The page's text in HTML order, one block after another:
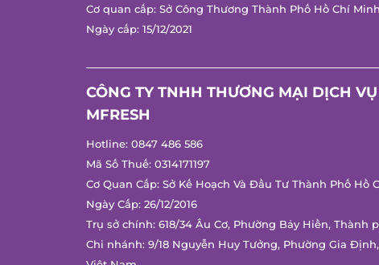
Cơ quan cấp: Sở Công Thương Thành Phố Hồ Chí Minh
Ngày cấp: 15/12/2021
CÔNG TY TNHH THƯƠNG MẠI DỊCH VỤ
MFRESH
Hotline:0847 486 586
Mã Số Thuế: 0314171197
Cơ Quan Cấp: Sở Kế Hoạch Và Đầu Tư Thành Phố Hồ
Ngày Cấp: 26/12/2016
Trụ sở chính: 618/34 Âu Cơ, Phường Bảy Hiền, Thành
Chi nhánh: 9/18 Nguyễn Huy Tưởng, Phường Gia